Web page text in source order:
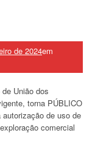
de 2024em
União dos
torna PÚBLICO
de uso de
comercial